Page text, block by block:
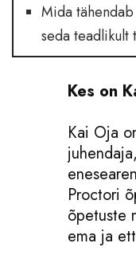
Mida
seda teadlikult
Kes on
Kai Oja
Proctori
õpetuste
ema ja